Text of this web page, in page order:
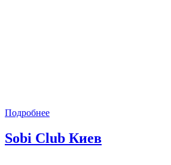
Подробнее
Sobi Club Киев